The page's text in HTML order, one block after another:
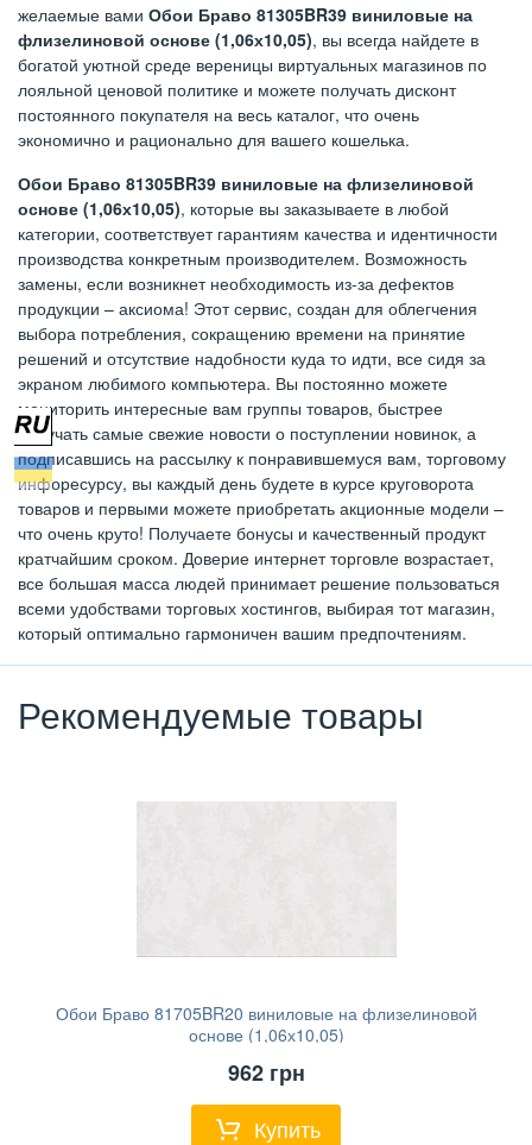
желаемые вами Обои Браво 81305BR39 виниловые на
флизелиновой основе (1,06х10,05), вы всегда найдете в
богатой уютной среде вереницы виртуальных магазинов по
лояльной ценовой политике и можете получать дисконт
постоянного покупателя на весь каталог, что очень
экономично и рационально для вашего кошелька.
Обои Браво 81305BR39 виниловые на флизелиновой
основе (1,06х10,05), которые вы заказываете в любой
категории, соответствует гарантиям качества и идентичности
производства конкретным производителем. Возможность
замены, если возникнет необходимость из-за дефектов
продукции – аксиома! Этот сервис, создан для облегчения
выбора потребления, сокращению времени на принятие
решений и отсутствие надобности куда то идти, все сидя за
экраном любимого компьютера. Вы постоянно можете
мониторить интересные вам группы товаров, быстрее
получать самые свежие новости о поступлении новинок, а
подписавшись на рассылку к понравившемуся вам, торговому
инфоресурсу, вы каждый день будете в курсе круговорота
товаров и первыми можете приобретать акционные модели –
что очень круто! Получаете бонусы и качественный продукт
кратчайшим сроком. Доверие интернет торговле возрастает,
все большая масса людей принимает решение пользоваться
всеми удобствами торговых хостингов, выбирая тот магазин,
который оптимально гармоничен вашим предпочтениям.
Рекомендуемые товары
Обои Браво 81705BR20 виниловые на флизелиновой
основе (1,06х10,05)
962грн
Купить